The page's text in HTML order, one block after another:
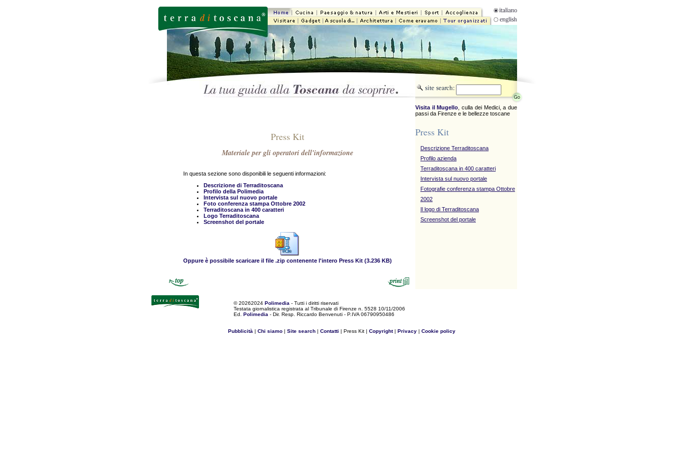
Visita il Mugello , culla dei Medici, a due
passi da Firenze e le bellezze toscane
Press Kit
Descrizione Terraditoscana
Profilo azienda
Terraditoscana in 400 caratteri
Intervista sul nuovo portale
Fotografie conferenza stampa Ottobre
2002
Il logo di Terraditoscana
Screenshot del portale
Press Kit
Materiale per gli operatori dell'informazione
In questa sezione sono disponibili le seguenti informazioni:
Descrizione di Terraditoscana
Profilo della Polimedia
Intervista sul nuovo portale
Foto conferenza stampa Ottobre 2002
Terraditoscana in 400 caratteri
Logo Terraditoscana
Screenshot del portale
Oppure è possibile scaricare il file .zip contenente l'intero Press Kit (3.236 KB)
©20262024 Polimedia - Tutti i diritti riservati
Testata giornalistica registrata al Tribunale di Firenze n. 5528 10/11/2006
Ed. Polimedia - Dir. Resp. Riccardo Benvenuti - P.IVA 06790950486
Pubblicità | Chi siamo | Site search | Contatti | Press Kit | Copyright| Privacy | Cookie policy